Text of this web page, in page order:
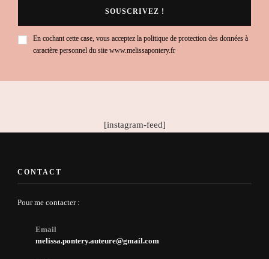
En cochant cette case, vous acceptez la politique de protection des données à
caractère personnel du site www.melissapontery.fr
[instagram-feed]
CONTACT
Pour me contacter :
Email
melissa.pontery.auteure@gmail.com